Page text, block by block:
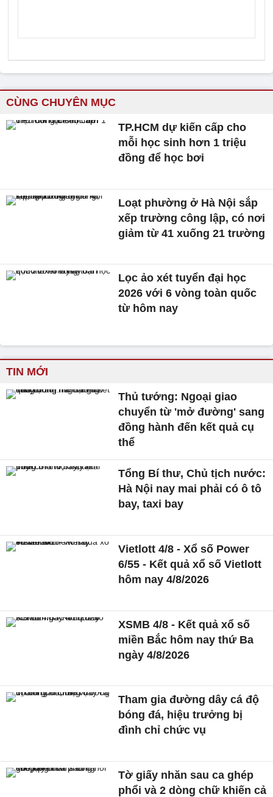
CÙNG CHUYÊN MỤC
TP.HCM dự kiến cấp cho
mỗi học sinh hơn 1 triệu
đồng để học bơi
Loạt phường ở Hà Nội sắp
xếp trường công lập, có nơi
giảm từ 41 xuống 21 trường
Lọc ảo xét tuyển đại học
2026 với 6 vòng toàn quốc
từ hôm nay
TIN MỚI
Thủ tướng: Ngoại giao
chuyển từ 'mở đường' sang
đồng hành đến kết quả cụ
thể
Tổng Bí thư, Chủ tịch nước:
Hà Nội nay mai phải có ô tô
bay, taxi bay
Vietlott 4/8 - Xổ số Power
6/55 - Kết quả xổ số Vietlott
hôm nay 4/8/2026
XSMB 4/8 - Kết quả xổ số
miền Bắc hôm nay thứ Ba
ngày 4/8/2026
Tham gia đường dây cá độ
bóng đá, hiệu trưởng bị
đình chỉ chức vụ
Tờ giấy nhăn sau ca ghép
phổi và 2 dòng chữ khiến cả